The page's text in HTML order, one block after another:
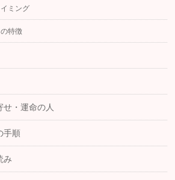
ミング
特徴
せ・運命の人
手順
み